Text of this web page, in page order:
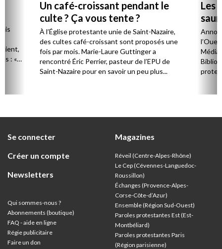
: «
Un café-croissant pendant le
culte ? Ça vous tente ?
À l’Église protestante unie de Saint-Nazaire,
des cultes café-croissant sont proposés une
fois par mois. Marie-Laure Guttinger a
rencontré Éric Perrier, pasteur de l’EPU de
Saint-Nazaire pour en savoir un peu plus...
Les
Se connecter
Créer un compte
Newsletters
Qui sommes-nous ?
Abonnements (boutique)
FAQ - aide en ligne
Régie publicitaire
Faire un don
Magazines
Réveil (Centre-Alpes-Rhône)
Le Cep (Cévennes-Languedoc-
Roussillon)
Échanges (Provence-Alpes-
Corse-Côte-d’Azur)
Ensemble (Région Sud-Ouest)
Paroles protestantes Est (Est-
Montbéliard)
Paroles protestantes Paris
(Région parisienne)